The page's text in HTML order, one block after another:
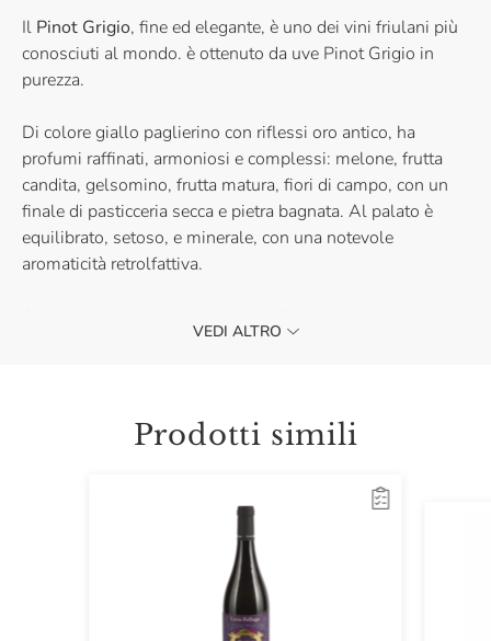
Il Pinot Grigio, fine ed elegante, è uno dei vini friulani più
conosciuti al mondo. è ottenuto da uve Pinot Grigio in
purezza.
Di colore giallo paglierino con riflessi oro antico, ha
profumi raffinati, armoniosi e complessi: melone, frutta
candita, gelsomino, frutta matura, fiori di campo, con un
finale di pasticceria secca e pietra bagnata. Al palato è
equilibrato, setoso, e minerale, con una notevole
aromaticità retrolfattiva.
VEDI ALTRO
Prodotti simili